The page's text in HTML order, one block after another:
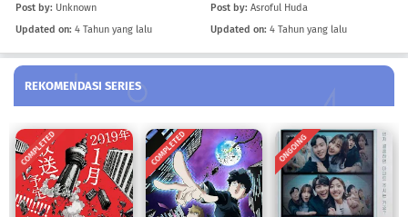
4 Tahun yang lalu
Spy x Family Episode 03
Eps 03
Spy x Family Episode 01
Eps 01 -4 Tahun yang lalu
Spy x Family Episode 02
Post by: Unknown
Updated on: 4 Tahun yang lalu
Post by: Asroful Huda
Updated on: 4 Tahun yang lalu
REKOMENDASI SERIES
COMPLETED COMPLETED ONGOING